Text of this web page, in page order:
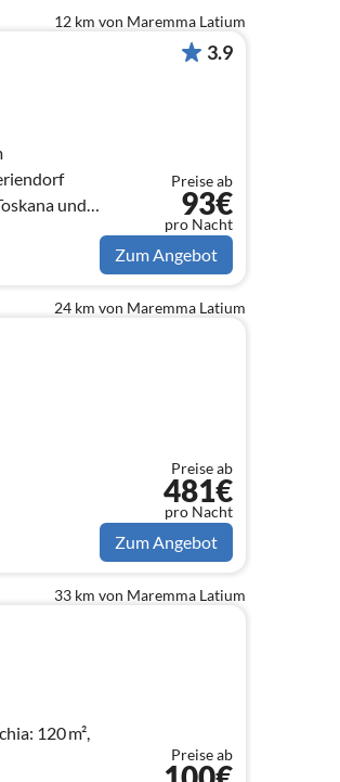
12 km von Maremma Latium
und
3.9
Preise ab
93€
pro Nacht
Zum Angebot
24 km von Maremma Latium
Preise ab
481€
pro Nacht
Zum Angebot
33 km von Maremma Latium
120 m²,
Preise ab